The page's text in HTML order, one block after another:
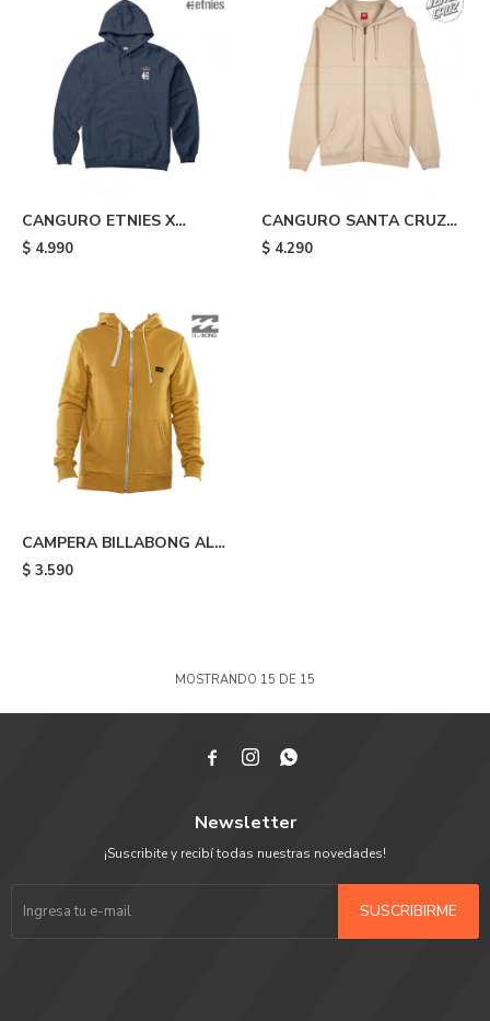
CANGURO ETNIES X
AURELIEN GIRAUD
$ 4.990
CANGURO SANTA CRUZ
ESPECIAL TONAL STRIP
$ 4.290
CAMPERA BILLABONG ALL
DAY ZIP HOOD - Yellow
$ 3.590
MOSTRANDO 15 DE 15
  
Newsletter
¡Suscribite y recibí todas nuestras novedades!
SUSCRIBIRME